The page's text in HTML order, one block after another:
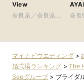
View
奈良県／奈良県全
スウ
奈良
マイナビウエディング>
婚式場ランキング > The
Seeグループ> ブライダ